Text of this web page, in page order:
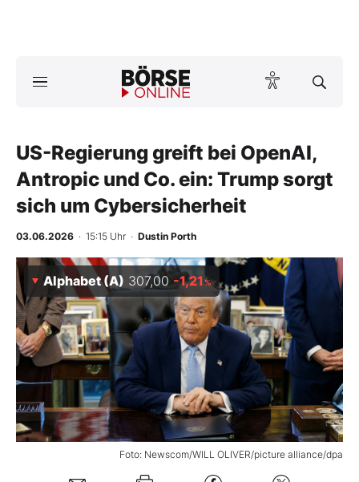
Anlageprodukte
Finanz-Check
Abo & Shop
BO-Musterdepots
Experten
Mein B:O
Mein Konto
Folgen Sie uns
US-Regierung greift bei OpenAI,
Antropic und Co. ein: Trump sorgt
sich um Cybersicherheit
03.06.2026 · 15:15 Uhr · Dustin Porth
Foto: Newscom/WILL OLIVER/picture alliance/dpa
Alphabet (A) 307,00 -1,21%